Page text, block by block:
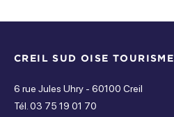
CREIL SUD OISE TOURISME
6 rue Jules Uhry - 60100 Creil
Tél. 03 75 19 01 70